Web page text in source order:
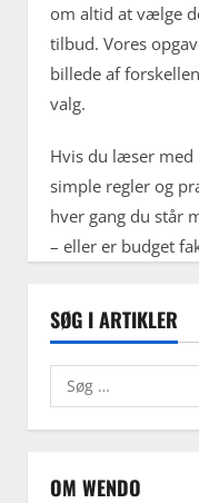
om altid at vælge
tilbud. Vores
billede af
valg.
Hvis du læser med
simple regler og
hver gang du står
– eller er budget
SØG I ARTIKLER
Søg
efter:
OM WENDO